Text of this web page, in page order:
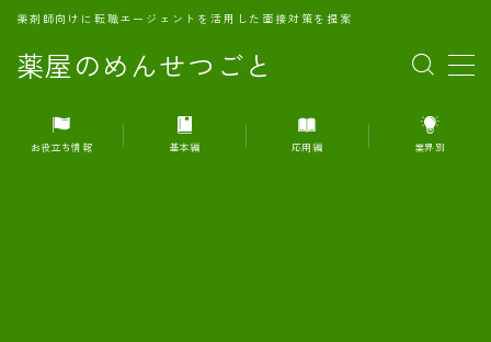
薬屋のめんせつごと
薬剤師向けに転職エージェントを活用した面接対策を提案
MENU
1.転職エージェントとは何か？
お役立ち情報 基本編 応用編 業界別